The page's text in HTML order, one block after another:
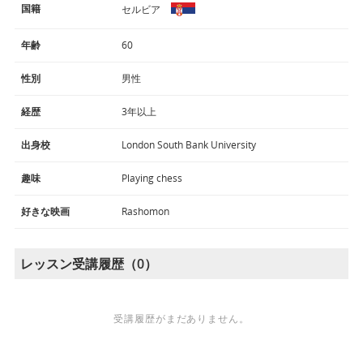
国籍 セルビア
年齢 60
性別 男性
経歴 3年以上
出身校 London South Bank University
趣味 Playing chess
好きな映画 Rashomon
レッスン受講履歴（0）
受講履歴がまだありません。